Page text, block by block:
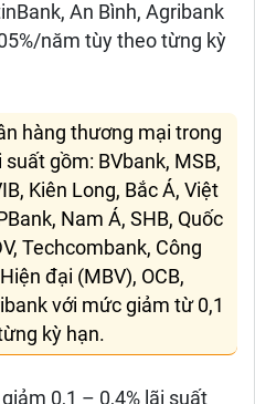
An Bình, Agribank
năm tùy theo từng kỳ
hàng thương mại trong
gồm: BVbank, MSB,
Kiên Long, Bắc Á, Việt
Nam Á, SHB, Quốc
Techcombank, Công
đại (MBV), OCB,
với mức giảm từ 0,1
kỳ hạn.
0,1 – 0,4% lãi suất